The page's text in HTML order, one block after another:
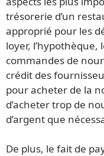
trésorerie d’un
approprié pour les
loyer, l’hypothèque,
commandes de
crédit des
pour acheter de la
d’acheter trop de
d’argent que
De plus, le fait de